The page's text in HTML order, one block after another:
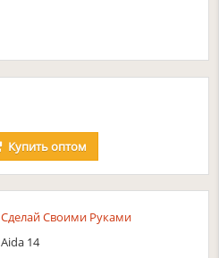
Купитьоптом
Сделай Своими Руками
Aida 14